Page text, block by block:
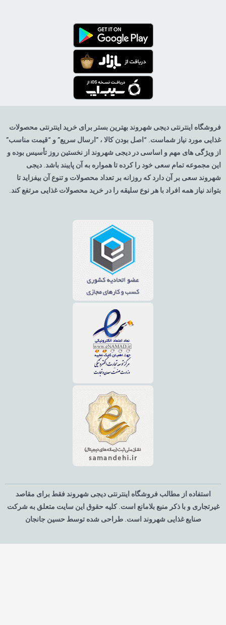
اینترنتی دیجی شهروند بهترین بستر برای خرید اینترنتی محصولات
مورد نیاز شماست. “اصل بودن کالا ، ”ارسال سریع” و “قیمت مناسب”
ویژگی های مهم و اساسی در دیجی شهروند از نخستین روز تأسیس بوده و
مجموعه تمام سعی خود را کرده تا همواره به آن پایبند باشد. دیجی
سعی بر آن دارد که روزانه بر تعداد محصولات و تنوع آن بیفزاید تا
نیاز همه افراد با هر نوع سلیقه را در خرید محصولات غذایی مرتفع کند.
استفاده از مطالب فروشگاه اینترنتی دیجی شهروند فقط برای مقاصد
و با ذکر منبع بلامانع است. کلیه حقوق این سایت متعلق به شرکت
صنایع غذایی شهروند است. طراحی شده توسط حسین جانجان